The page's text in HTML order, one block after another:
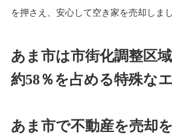
を押さえ、安心して空き家を売却しまし
あま市は市街化調整区
約58％を占める特殊な
あま市で不動産を売却